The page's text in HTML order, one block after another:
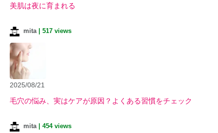
美肌は夜に育まれる
mita| 517 views
2025/08/21
毛穴の悩み、実はケアが原因？よくある習慣をチェック
mita| 454 views